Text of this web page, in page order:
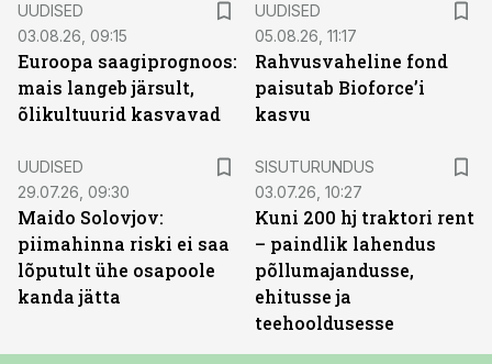
UUDISED
03.08.26, 09:15
Euroopa saagiprognoos:
mais langeb järsult,
õlikultuurid kasvavad
UUDISED
05.08.26, 11:17
Rahvusvaheline fond
paisutab Bioforce’i
kasvu
UUDISED
29.07.26, 09:30
Maido Solovjov:
piimahinna riski ei saa
lõputult ühe osapoole
kanda jätta
SISUTURUNDUS
03.07.26, 10:27
Kuni 200 hj traktori rent
– paindlik lahendus
põllumajandusse,
ehitusse ja
teehooldusesse